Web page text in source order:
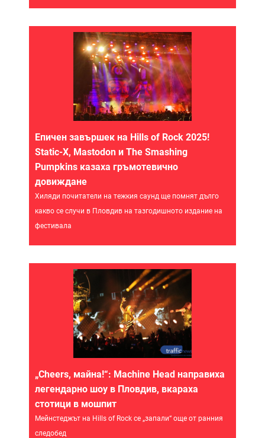
Епичен завършек на Hills of Rock 2025!
Static-X, Mastodon и The Smashing
Pumpkins казаха гръмотевично
довиждане
Хиляди почитатели на тежкия саунд ще помнят дълго
какво се случи в Пловдив на тазгодишното издание на
фестивала
„Cheers, майна!“: Machine Head направиха
легендарно шоу в Пловдив, вкараха
стотици в мошпит
Мейнстеджът на Hills of Rock се „запали“ още от ранния
следобед